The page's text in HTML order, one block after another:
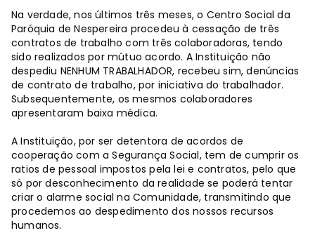
Na verdade, nos últimos três meses, o Centro Social da
Paróquia de Nespereira procedeu à cessação de três
contratos de trabalho com três colaboradoras, tendo
sido realizados por mútuo acordo. A Instituição não
despediu NENHUM TRABALHADOR, recebeu sim, denúncias
de contrato de trabalho, por iniciativa do trabalhador.
Subsequentemente, os mesmos colaboradores
apresentaram baixa médica.
A Instituição, por ser detentora de acordos de
cooperação com a Segurança Social, tem de cumprir os
ratios de pessoal impostos pela lei e contratos, pelo que
só por desconhecimento da realidade se poderá tentar
criar o alarme social na Comunidade, transmitindo que
procedemos ao despedimento dos nossos recursos
humanos.